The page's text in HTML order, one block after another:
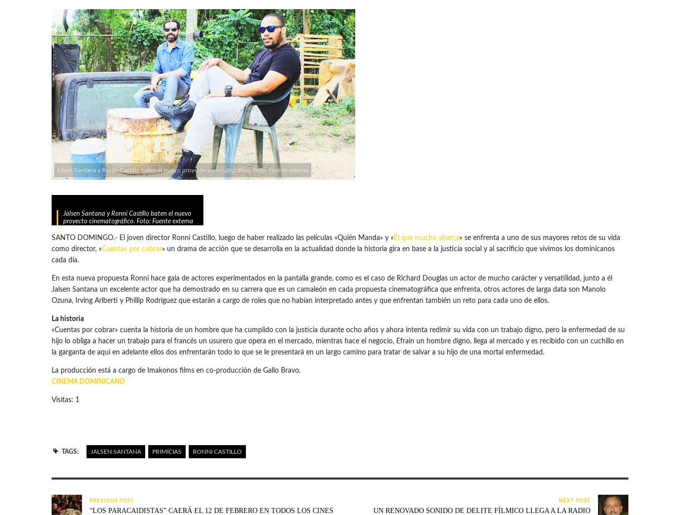
Jalsen Santana y Ronni Castillo baten el nuevo proyecto cinematográfico. Foto: Fuente externa
Jalsen Santana y Ronni Castillo baten el nuevo
proyecto cinematográfico. Foto: Fuente externa
SANTO DOMINGO.- El joven director Ronni Castillo, luego de haber realizado las películas «Quién Manda» y « El que mucho abarca» se enfrenta a uno de sus mayores retos de su vida
como director, «Cuentas por cobrar» un drama de acción que se desarrolla en la actualidad donde la historia gira en base a la justicia social y al sacrificio que vivimos los dominicanos
cada día.
En esta nueva propuesta Ronni hace gala de actores experimentados en la pantalla grande, como es el caso de Richard Douglas un actor de mucho carácter y versatilidad, junto a él
Jalsen Santana un excelente actor que ha demostrado en su carrera que es un camaleón en cada propuesta cinematográfica que enfrenta, otros actores de larga data son Manolo
Ozuna, Irving Arlberti y Phillip Rodriguez que estarán a cargo de roles que no habían interpretado antes y que enfrentan también un reto para cada uno de ellos.
La historia
«Cuentas por cobrar» cuenta la historia de un hombre que ha cumplido con la justicia durante ocho años y ahora intenta redimir su vida con un trabajo digno, pero la enfermedad de su
hijo lo obliga a hacer un trabajo para el francés un usurero que opera en el mercado, mientras hace el negocio, Efrain un hombre digno, llega al mercado y es recibido con un cuchillo en
la garganta de aquí en adelante ellos dos enfrentarán todo lo que se le presentará en un largo camino para tratar de salvar a su hijo de una mortal enfermedad.
La producción está a cargo de Imakonos films en co-producción de Gallo Bravo.
CINEMA DOMINICANO
Visitas: 1
TAGS: JALSEN SANTANA PRIMICIAS RONNI CASTILLO
PREVIOUS POST
“LOS PARACAIDISTAS” CAERÁ EL 12 DE FEBRERO EN TODOS LOS CINES
NEXT POST
UN RENOVADO SONIDO DE DELITE FÍLMICO LLEGA A LA RADIO